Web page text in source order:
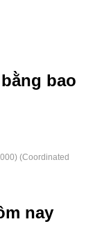
bao
(Coordinated
nay